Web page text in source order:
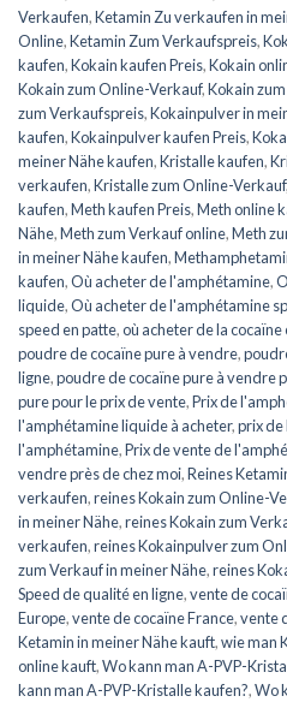
Verkaufen,Ketamin Zu verkaufen in
Online,Ketamin Zum Verkaufspreis,
kaufen,Kokain kaufen Preis,Kokain
Kokain zum Online-Verkauf,Kokain
zum Verkaufspreis,Kokainpulver in
kaufen,Kokainpulver kaufen Preis,
meiner Nähe kaufen,Kristalle kaufen,
verkaufen,Kristalle zum Online-Verkauf,
kaufen,Meth kaufen Preis,Meth online
Nähe,Meth zum Verkauf online,Meth
in meiner Nähe kaufen,
kaufen,Où acheter de l'amphétamine,
liquide,Où acheter de l'amphétamine
speed en patte,où acheter de la cocaïne
poudre de cocaïne pure à vendre,
ligne,poudre de cocaïne pure à vendre
pure pour le prix de vente,Prix de
l'amphétamine liquide à acheter,prix de
l'amphétamine,Prix de vente de
vendre près de chez moi,Reines
verkaufen,reines Kokain zum Online-
in meiner Nähe,reines Kokain zum
verkaufen,reines Kokainpulver zum
zum Verkauf in meiner Nähe,reines
Speed de qualité en ligne,vente de
Europe,vente de cocaïne France,vente
Ketamin in meiner Nähe kauft,wie man
online kauft,Wo kann man A-PVP-
kann man A-PVP-Kristalle kaufen?,Wo